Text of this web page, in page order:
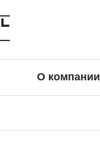
О компании